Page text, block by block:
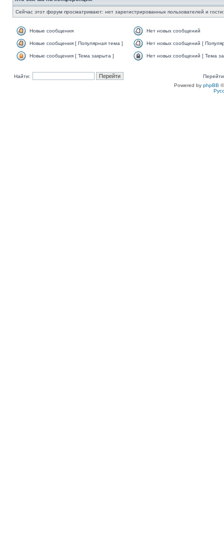
Сейчас этот форум просматривают: нет зарегистрированных пользователей и
Новые сообщения Нет новых сообщений
Новые сообщения [ Популярная тема ] Нет новых сообщений [
Новые сообщения [ Тема закрыта ] Нет новых сообщений [ Тема
Найти:
Powered by phpBB